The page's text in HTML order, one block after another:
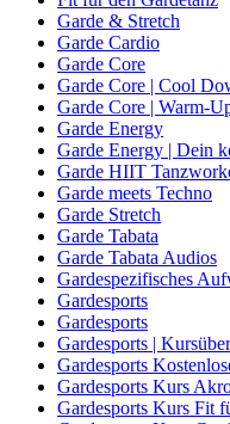
Garde & Stretch
Garde Cardio
Garde Core
Garde Core | Cool
Garde Core | Warm-
Garde Energy
Garde Energy | Dein
Garde HIIT
Garde meets Techno
Garde Stretch
Garde Tabata
Garde Tabata Audios
Gardespezifisches
Gardesports
Gardesports
Gardesports |
Gardesports
Gardesports Kurs
Gardesports Kurs Fit